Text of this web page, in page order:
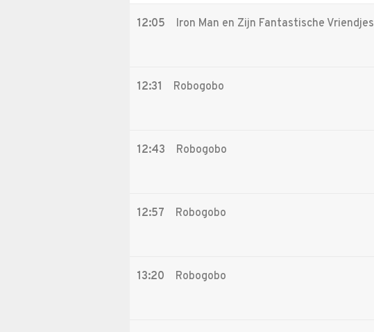
12:05 Iron Man en Zijn Fantastische Vriendjes
12:31 Robogobo
12:43 Robogobo
12:57 Robogobo
13:20 Robogobo